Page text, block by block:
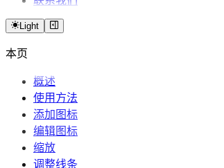
Light
本页
概述
使用方法
添加图标
编辑图标
缩放
调整线条